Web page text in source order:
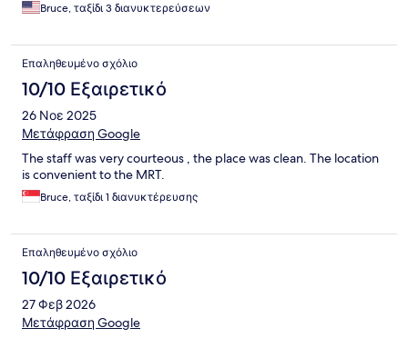
Bruce, ταξίδι 3 διανυκτερεύσεων
Επαληθευμένο σχόλιο
10/10 Εξαιρετικό
26 Νοε 2025
Μετάφραση Google
The staff was very courteous , the place was clean. The location
is convenient to the MRT.
Bruce, ταξίδι 1 διανυκτέρευσης
Επαληθευμένο σχόλιο
10/10 Εξαιρετικό
27 Φεβ 2026
Μετάφραση Google